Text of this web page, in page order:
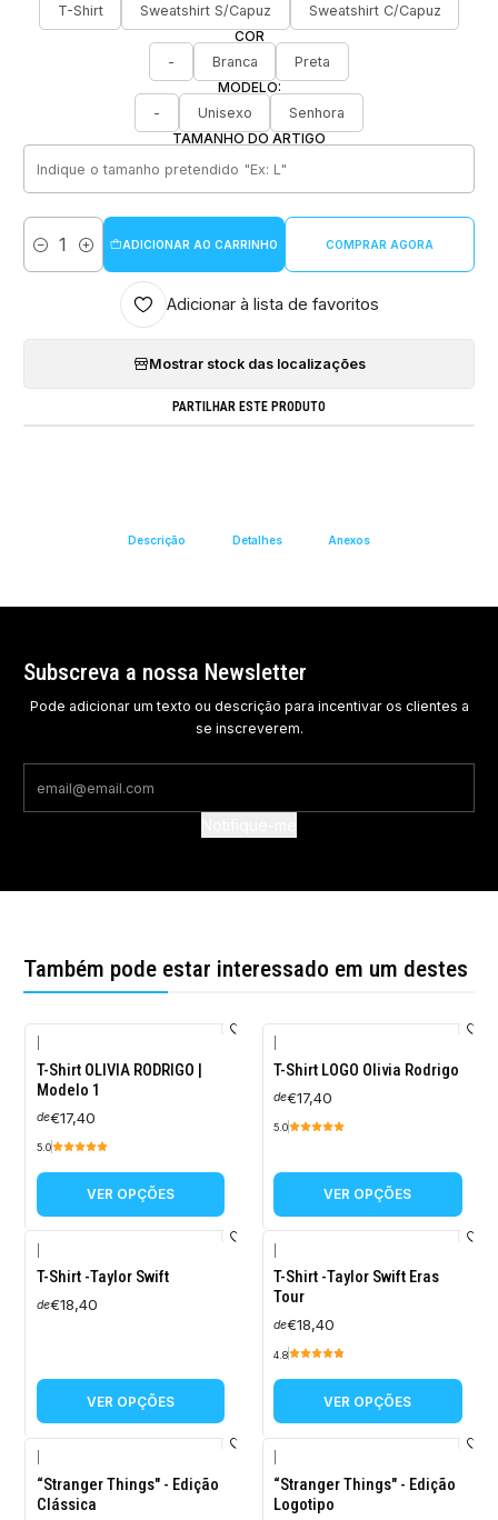
T-Shirt
Sweatshirt S/Capuz
Sweatshirt C/Capuz
COR
-
Branca
Preta
MODELO:
-
Unisexo
Senhora
TAMANHO DO ARTIGO
Quantidade
ADICIONAR AO CARRINHO COMPRAR AGORA
Adicionar à lista de favoritos
Mostrar stock das localizações
PARTILHAR ESTE PRODUTO
Descrição Detalhes Anexos
Subscreva a nossa Newsletter
Pode adicionar um texto ou descrição para incentivar os clientes a
se inscreverem.
Também pode estar interessado em um destes
T-Shirt OLIVIA RODRIGO |
Modelo 1
de€17,40
5.0
VER OPÇÕES
T-Shirt LOGO Olivia Rodrigo
de€17,40
5.0
VER OPÇÕES
T-Shirt -Taylor Swift
de€18,40
VER OPÇÕES
T-Shirt -Taylor Swift Eras
Tour
de€18,40
4.8
VER OPÇÕES
-10%
DESCONTO
“Stranger Things" - Edição
Clássica
-10%
DESCONTO
“Stranger Things" - Edição
Logotipo